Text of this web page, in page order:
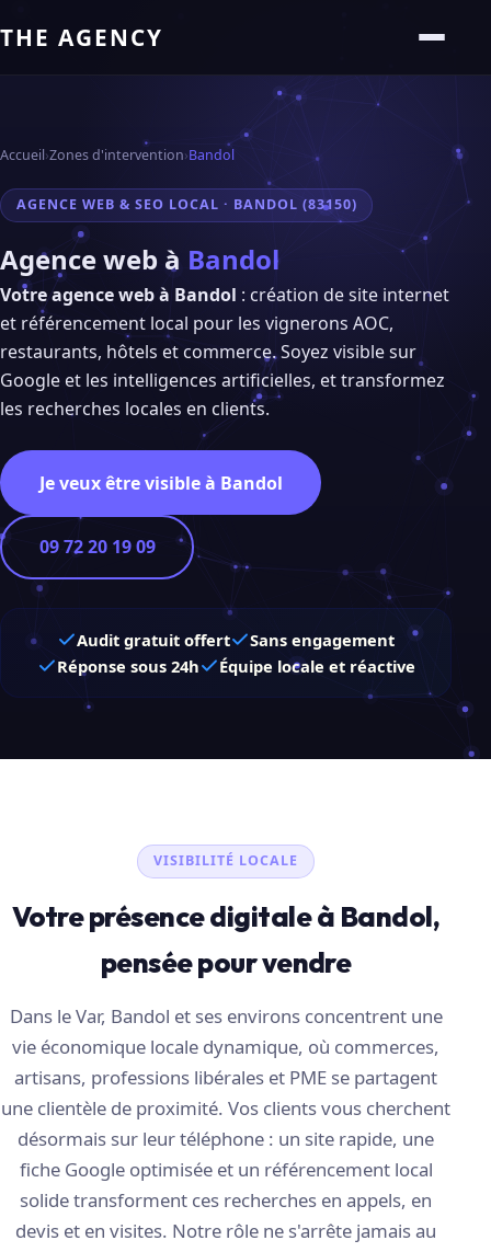
THE AGENCY
Accueil›Zones d'intervention›Bandol
AGENCE WEB & SEO LOCAL · BANDOL (83150)
Agence web à Bandol
Votre agence web à Bandol : création de site internet
et référencement local pour les vignerons AOC,
restaurants, hôtels et commerce. Soyez visible sur
Google et les intelligences artificielles, et transformez
les recherches locales en clients.
Je veux être visible à Bandol
09 72 20 19 09
Audit gratuit offert
Sans engagement
Réponse sous 24h
Équipe locale et réactive
VISIBILITÉ LOCALE
Votre présence digitale à Bandol,
pensée pour vendre
Dans le Var, Bandol et ses environs concentrent une
vie économique locale dynamique, où commerces,
artisans, professions libérales et PME se partagent
une clientèle de proximité. Vos clients vous cherchent
désormais sur leur téléphone : un site rapide, une
fiche Google optimisée et un référencement local
solide transforment ces recherches en appels, en
devis et en visites. Notre rôle ne s'arrête jamais au